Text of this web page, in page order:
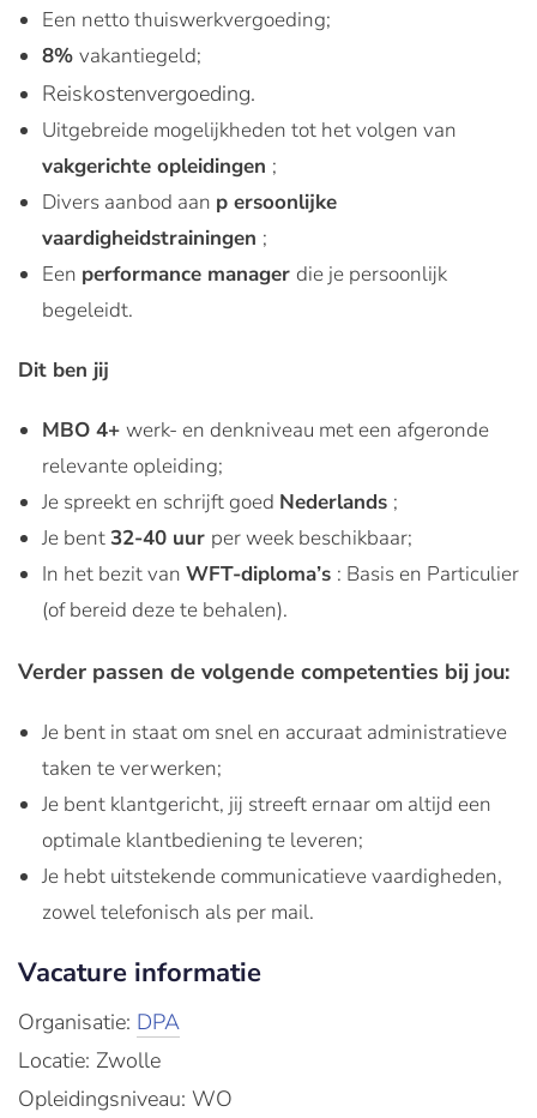
Een netto thuiswerkvergoeding;
8% vakantiegeld;
Reiskostenvergoeding.
Uitgebreide mogelijkheden tot het volgen van
vakgerichte opleidingen ;
Divers aanbod aan p ersoonlijke
vaardigheidstrainingen ;
Een performance manager die je persoonlijk
begeleidt.
Dit ben jij
MBO 4+ werk- en denkniveau met een afgeronde
relevante opleiding;
Je spreekt en schrijft goed Nederlands ;
Je bent32-40 uur per week beschikbaar;
In het bezit van WFT-diploma’s : Basis en Particulier
(of bereid deze te behalen).
Verder passen de volgende competenties bij jou:
Je bent in staat om snel en accuraat administratieve
taken te verwerken;
Je bent klantgericht, jij streeft ernaar om altijd een
optimale klantbediening te leveren;
Je hebt uitstekende communicatieve vaardigheden,
zowel telefonisch als per mail.
Vacature informatie
Organisatie: DPA
Locatie: Zwolle
Opleidingsniveau: WO